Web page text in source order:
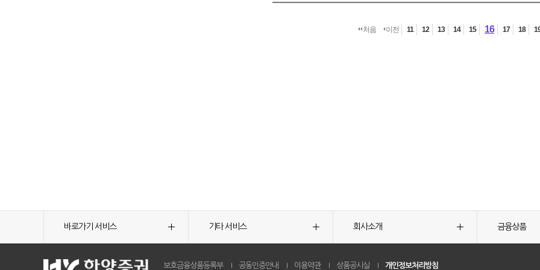
처음 이전 11 12 13 14 15 16 17 18
바로가기 서비스 기타 서비스 회사소개 금융상품
보호금융상품등록부 공동인증안내 이용약관 상품공시실 개인정보처리방침